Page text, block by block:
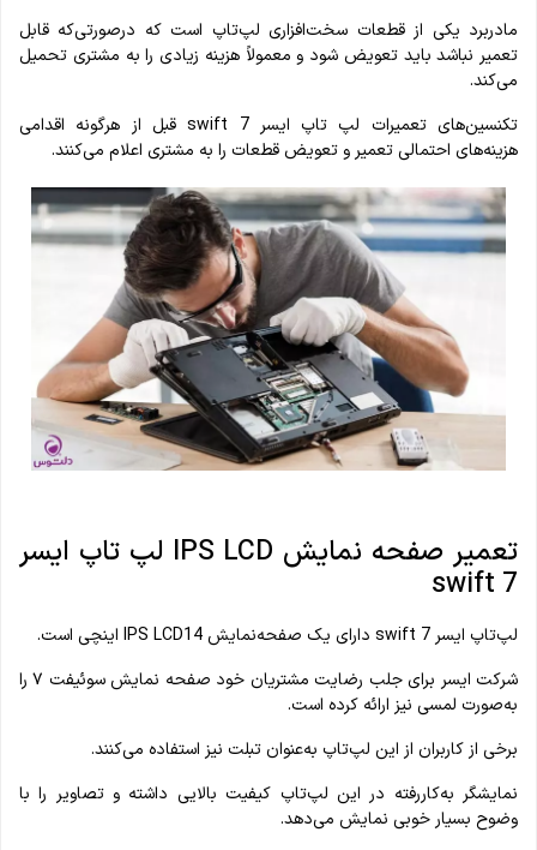
مادربرد یکی از قطعات سخت‌افزاری لپ‌تاپ است که درصورتی‌که قابل
تعمیر نباشد باید تعویض شود و معمولاً هزینه زیادی را به مشتری تحمیل
می‌کند.
تکنسین‌های تعمیرات لپ تاپ ایسر swift 7 قبل از هرگونه اقدامی
هزینه‌های احتمالی تعمیر و تعویض قطعات را به مشتری اعلام می‌کنند.
تعمیر صفحه ‌نمایش IPS LCD لپ تاپ ایسر
swift 7
لپ‌تاپ ایسر swift 7 دارای یک صفحه‌نمایش IPS LCD14 اینچی است.
شرکت ایسر برای جلب رضایت مشتریان خود صفحه‌ نمایش سوئیفت ۷ را
به‌صورت لمسی نیز ارائه کرده است.
برخی از کاربران از این لپ‌تاپ به‌عنوان تبلت نیز استفاده می‌کنند.
نمایشگر به‌کاررفته در این لپ‌تاپ کیفیت بالایی داشته و تصاویر را با
وضوح بسیار خوبی نمایش می‌دهد.